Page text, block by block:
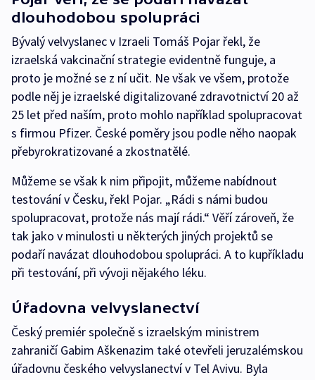
dlouhodobou spolupráci
Bývalý velvyslanec v Izraeli Tomáš Pojar řekl, že
izraelská vakcinační strategie evidentně funguje, a
proto je možné se z ní učit. Ne však ve všem, protože
podle něj je izraelské digitalizované zdravotnictví 20 až
25 let před naším, proto mohlo například spolupracovat
s firmou Pfizer. České poměry jsou podle něho naopak
přebyrokratizované a zkostnatělé.
Můžeme se však k nim připojit, můžeme nabídnout
testování v Česku, řekl Pojar. „Rádi s námi budou
spolupracovat, protože nás mají rádi.“ Věří zároveň, že
tak jako v minulosti u některých jiných projektů se
podaří navázat dlouhodobou spolupráci. A to kupříkladu
při testování, při vývoji nějakého léku.
Úřadovna velvyslanectví
Český premiér společně s izraelským ministrem
zahraničí Gabim Aškenazim také otevřeli jeruzalémskou
úřadovnu českého velvyslanectví v Tel Avivu. Byla